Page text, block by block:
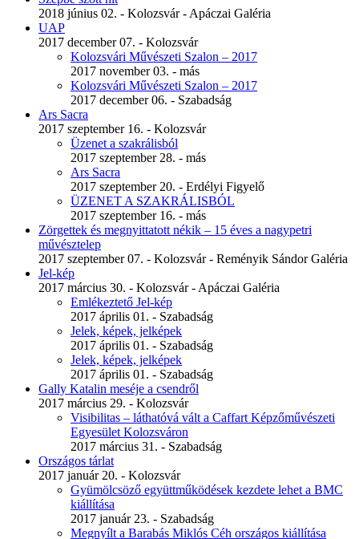
2018 június 02. - Kolozsvár - Apáczai Galéria
UAP
2017 december 07. - Kolozsvár
Kolozsvári Művészeti Szalon – 2017
2017 november 03. - más
Kolozsvári Művészeti Szalon – 2017
2017 december 06. - Szabadság
Ars Sacra
2017 szeptember 16. - Kolozsvár
Üzenet a szakrálisból
2017 szeptember 28. - más
Ars Sacra
2017 szeptember 20. - Erdélyi Figyelő
ÜZENET A SZAKRÁLISBÓL
2017 szeptember 16. - más
Zörgettek és megnyittatott nékik – 15 éves a nagypetri
művésztelep
2017 szeptember 07. - Kolozsvár - Reményik Sándor Galéria
Jel-kép
2017 március 30. - Kolozsvár - Apáczai Galéria
Emlékeztető Jel-kép
2017 április 01. - Szabadság
Jelek, képek, jelképek
2017 április 01. - Szabadság
Jelek, képek, jelképek
2017 április 01. - Szabadság
Gally Katalin meséje a csendről
2017 március 29. - Kolozsvár
Visibilitas – láthatóvá vált a Caffart Képzőművészeti
Egyesület Kolozsváron
2017 március 31. - Szabadság
Országos tárlat
2017 január 20. - Kolozsvár
Gyümölcsöző együttműködések kezdete lehet a BMC
kiállítása
2017 január 23. - Szabadság
Megnyílt a Barabás Miklós Céh országos kiállítása